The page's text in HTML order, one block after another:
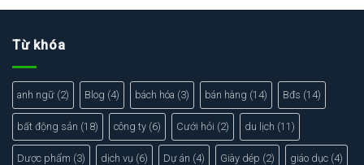
Từ khóa
anh ngữ (2) Blog (4) bách hóa (3) bán hàng (14) Bđs (14)
bất động sản (18) công ty (6) Cưới hỏi (2) du lịch (11)
Dược phẩm (3) dịch vụ (6) Dự án (4) Giày dép (2) giáo dục (4)